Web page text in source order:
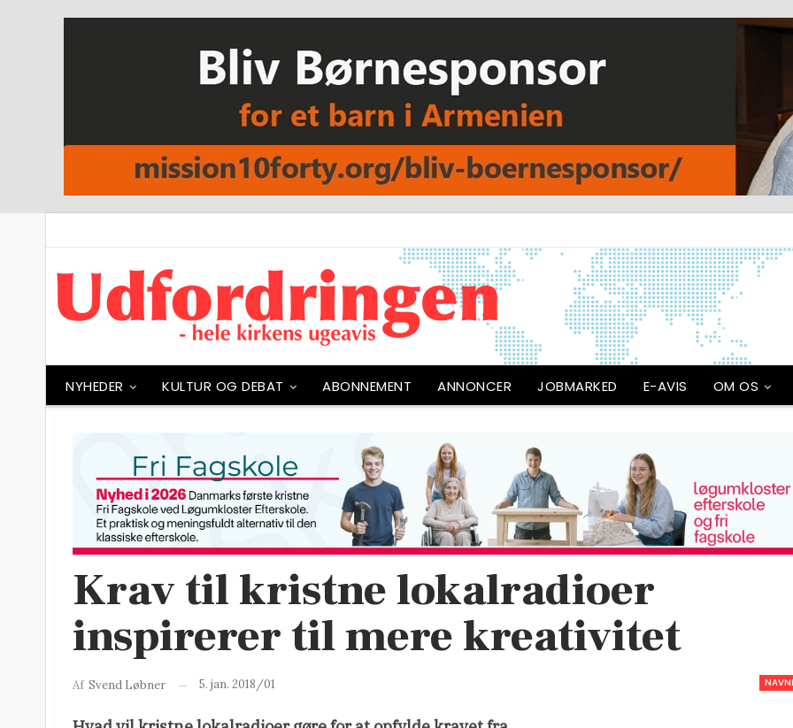
NYHEDER KULTUR OG DEBAT ABONNEMENT ANNONCER JOBMARKED E-AVIS OM OS
Krav til kristne lokalradioer
inspirerer til mere kreativitet
Af Svend Løbner 5. jan. 2018/01